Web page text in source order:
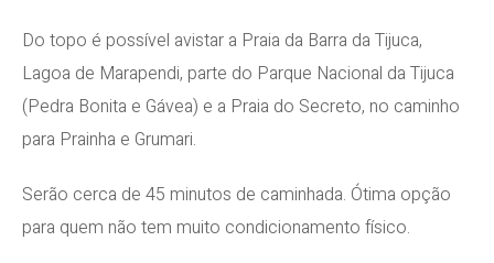
Do topo é possível avistar a Praia da Barra da Tijuca,
Lagoa de Marapendi, parte do Parque Nacional da Tijuca
(Pedra Bonita e Gávea) e a Praia do Secreto, no caminho
para Prainha e Grumari.
Serão cerca de 45 minutos de caminhada. Ótima opção
para quem não tem muito condicionamento físico.